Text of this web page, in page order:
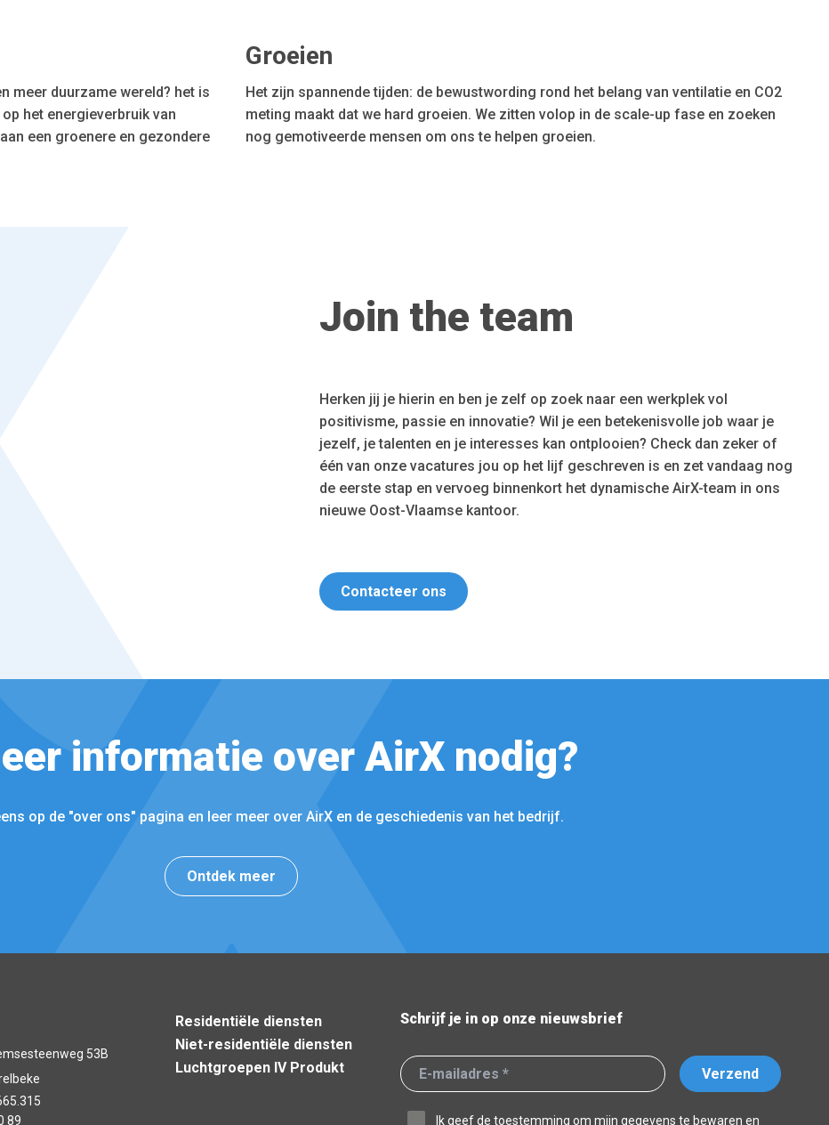
meer duurzame wereld? het is
het energieverbruik van
een groenere en gezondere
Groeien
Het zijn spannende tijden: de bewustwording rond het belang van ventilatie en CO2
meting maakt dat we hard groeien. We zitten volop in de scale-up fase en zoeken
nog gemotiveerde mensen om ons te helpen groeien.
Join the team
Herken jij je hierin en ben je zelf op zoek naar een werkplek vol
positivisme, passie en innovatie? Wil je een betekenisvolle job waar je
jezelf, je talenten en je interesses kan ontplooien? Check dan zeker of
één van onze vacatures jou op het lijf geschreven is en zet vandaag nog
de eerste stap en vervoeg binnenkort het dynamische AirX-team in ons
nieuwe Oost-Vlaamse kantoor.
Contacteer ons
informatie over AirX nodig?
op de "over ons" pagina en leer meer over AirX en de geschiedenis van het bedrijf.
Ontdek meer
53B
89
Residentiële diensten
Niet-residentiële diensten
Luchtgroepen IV Produkt
Schrijf je in op onze nieuwsbrief
Verzend
Ik geef de toestemming om mijn gegevens te bewaren en